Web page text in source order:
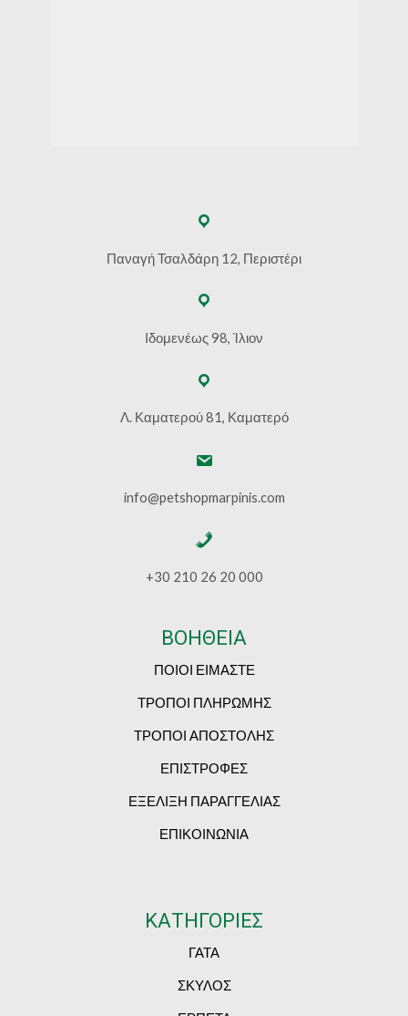
Παναγή Τσαλδάρη 12, Περιστέρι
Ιδομενέως 98, Ίλιον
Λ. Καματερού 81, Καματερό
info@petshopmarpinis.com
+30 210 26 20 000
ΒΟΗΘΕΙΑ
ΠΟΙΟΙ ΕΙΜΑΣΤΕ
ΤΡΟΠΟΙ ΠΛΗΡΩΜΗΣ
ΤΡΟΠΟΙ ΑΠΟΣΤΟΛΗΣ
ΕΠΙΣΤΡΟΦΕΣ
ΕΞΕΛΙΞΗ ΠΑΡΑΓΓΕΛΙΑΣ
ΕΠΙΚΟΙΝΩΝΙΑ
ΚΑΤΗΓΟΡΙΕΣ
ΓΑΤΑ
ΣΚΥΛΟΣ